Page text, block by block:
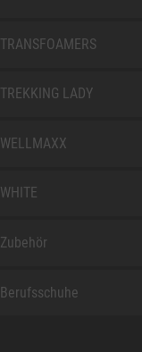
TRANSFOAMERS
TREKKING LADY
WELLMAXX
WHITE
Zubehör
Berufsschuhe